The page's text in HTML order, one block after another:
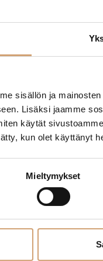
sisällön ja
Lisäksi jaamme
käytät
kun olet käyttänyt
Mieltymykset
Jaa
Ikeasta. Nopeasti tuli